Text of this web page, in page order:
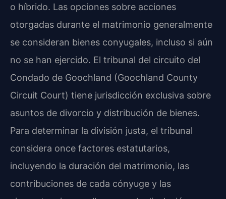
o híbrido. Las opciones sobre acciones
otorgadas durante el matrimonio generalmente
se consideran bienes conyugales, incluso si aún
no se han ejercido. El tribunal del circuito del
Condado de Goochland (Goochland County
Circuit Court) tiene jurisdicción exclusiva sobre
asuntos de divorcio y distribución de bienes.
Para determinar la división justa, el tribunal
considera once factores estatutarios,
incluyendo la duración del matrimonio, las
contribuciones de cada cónyuge y las